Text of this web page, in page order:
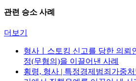
관련 승소 사례
더보기
형사ㅣ스토킹 신고를 당한 의뢰
정(무혐의)을 이끌어낸 사례
횡령, 형사 | 특정경제범죄가중